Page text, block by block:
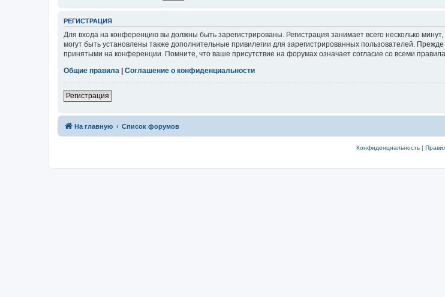
РЕГИСТРАЦИЯ
Для входа на конференцию вы должны быть зарегистрированы. Регистрация занимает всего несколько
могут быть установлены также дополнительные привилегии для зарегистрированных пользователей.
принятыми на конференции. Помните, что ваше присутствие на форумах означает согласие со всеми
Общие правила
Соглашение о конфиденциальности
Регистрация
На главную Список форумов
Конфиденциальность|